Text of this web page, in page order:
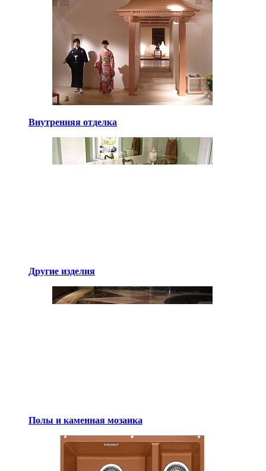
Внутренняя отделка
Другие изделия
Полы и каменная мозаика